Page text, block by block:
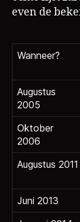
even de
Wanneer?
Augustus
2005
Oktober
2006
Augustus 2011
Juni 2013